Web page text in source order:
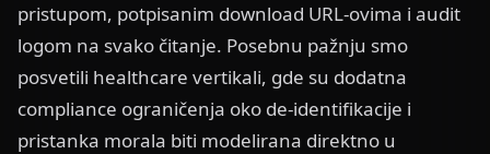
pristupom, potpisanim download URL-ovima i audit
logom na svako čitanje. Posebnu pažnju smo
posvetili healthcare vertikali, gde su dodatna
compliance ograničenja oko de-identifikacije i
pristanka morala biti modelirana direktno u